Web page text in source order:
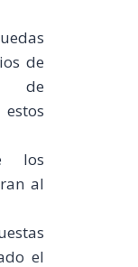
de
de
los
al
el